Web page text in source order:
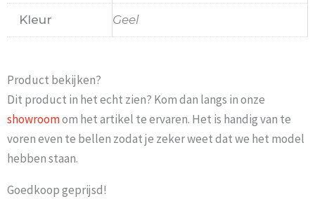
Kleur Geel
Product bekijken?
Dit product in het echt zien? Kom dan langs in onze
showroomom het artikel te ervaren. Het is handig van te
voren even te bellen zodat je zeker weet dat we het model
hebben staan.
Goedkoop geprijsd!